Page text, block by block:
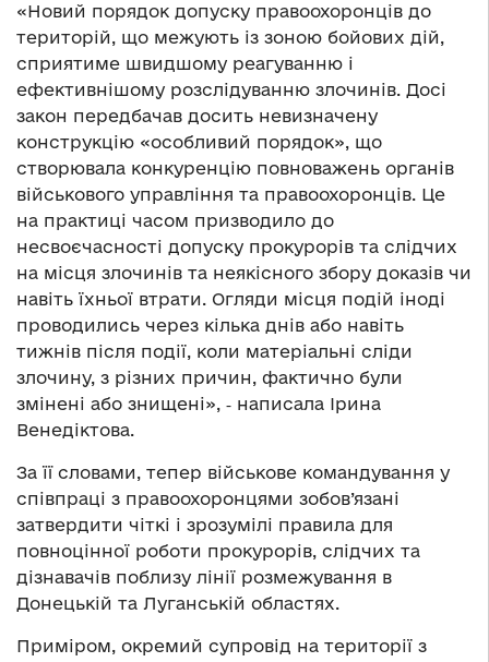
«Новий порядок допуску правоохоронців до
територій, що межують із зоною бойових дій,
сприятиме швидшому реагуванню і
ефективнішому розслідуванню злочинів. Досі
закон передбачав досить невизначену
конструкцію «особливий порядок», що
створювала конкуренцію повноважень органів
військового управління та правоохоронців. Це
на практиці часом призводило до
несвоєчасності допуску прокурорів та слідчих
на місця злочинів та неякісного збору доказів чи
навіть їхньої втрати. Огляди місця подій іноді
проводились через кілька днів або навіть
тижнів після події, коли матеріальні сліди
злочину, з різних причин, фактично були
змінені або знищені», ‑ написала Ірина
Венедіктова.
За її словами, тепер військове командування у
співпраці з правоохоронцями зобов’язані
затвердити чіткі і зрозумілі правила для
повноцінної роботи прокурорів, слідчих та
дізнавачів поблизу лінії розмежування в
Донецькій та Луганській областях.
Приміром, окремий супровід на території з